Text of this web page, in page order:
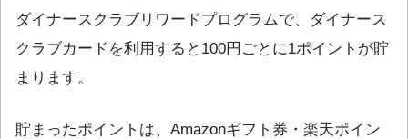
ダイナースクラブリワードプログラムで、ダイナース
クラブカードを利用すると100円ごとに1ポイントが貯
まります。
貯まったポイントは、Amazonギフト券・楽天ポイン